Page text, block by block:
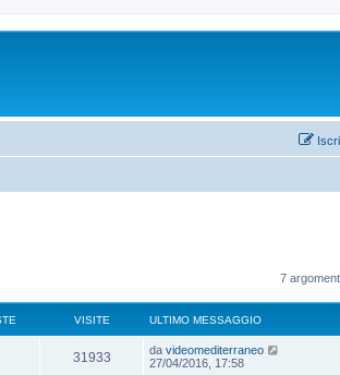
7
VISITE ULTIMO MESSAGGIO
31933 da videomediterraneo
27/04/2016, 17:58